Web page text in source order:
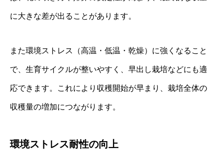
に大きな差が出ることがあります。
また環境ストレス（高温・低温・乾燥）に強くなること
で、生育サイクルが整いやすく、早出し栽培などにも適
応できます。これにより収穫開始が早まり、栽培全体の
収穫量の増加につながります。
環境ストレス耐性の向上